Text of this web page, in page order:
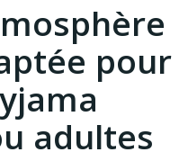
pour
adultes